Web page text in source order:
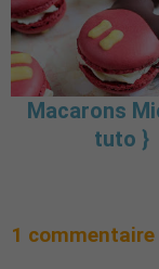
Macarons
tuto }
1 commentaire